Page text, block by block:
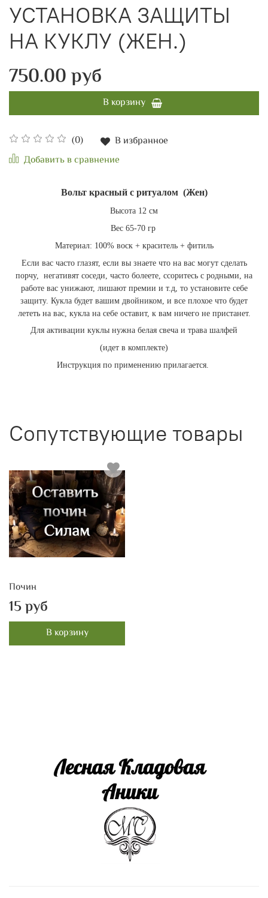
УСТАНОВКА ЗАЩИТЫ
НА КУКЛУ (ЖЕН.)
(0)
В избранное
Добавить в сравнение
750.00 руб
В корзину
Вольт красный с ритуалом (Жен)
Высота 12 см
Вес 65-70 гр
Материал: 100% воск + краситель + фитиль
Если вас часто глазят, если вы знаете что на вас могут сделать
порчу, негативят соседи, часто болеете, ссоритесь с родными, на
работе вас унижают, лишают премии и т.д, то установите себе
защиту. Кукла будет вашим двойником, и все плохое что будет
лететь на вас, кукла на себе оставит, к вам ничего не пристанет.
Для активации куклы нужна белая свеча и трава шалфей
(идет в комплекте)
Инструкция по применению прилагается.
Сопутствующие товары
Почин
15 руб
В корзину